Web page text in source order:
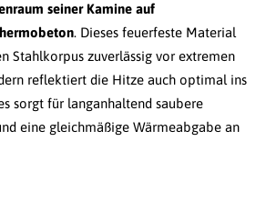
seiner Kamine auf
. Dieses feuerfeste Material
Stahlkorpus zuverlässig vor extremen
reflektiert die Hitze auch optimal ins
sorgt für langanhaltend saubere
eine gleichmäßige Wärmeabgabe an